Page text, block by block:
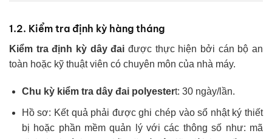
1.2. Kiểm tra định kỳ hàng tháng
Kiểm tra định kỳ dây đai được thực hiện bởi cán bộ an
toàn hoặc kỹ thuật viên có chuyên môn của nhà máy.
Chu kỳ kiểm tra dây đai polyestert: 30 ngày/lần.
Hồ sơ: Kết quả phải được ghi chép vào sổ nhật ký thiết
bị hoặc phần mềm quản lý với các thông số như: mã